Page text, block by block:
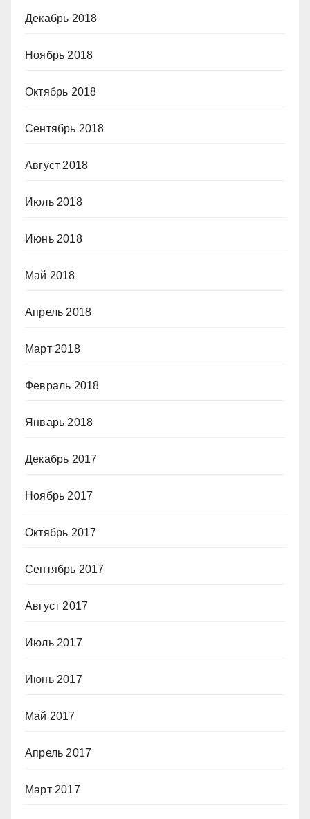
Декабрь 2018
Ноябрь 2018
Октябрь 2018
Сентябрь 2018
Август 2018
Июль 2018
Июнь 2018
Май 2018
Апрель 2018
Март 2018
Февраль 2018
Январь 2018
Декабрь 2017
Ноябрь 2017
Октябрь 2017
Сентябрь 2017
Август 2017
Июль 2017
Июнь 2017
Май 2017
Апрель 2017
Март 2017